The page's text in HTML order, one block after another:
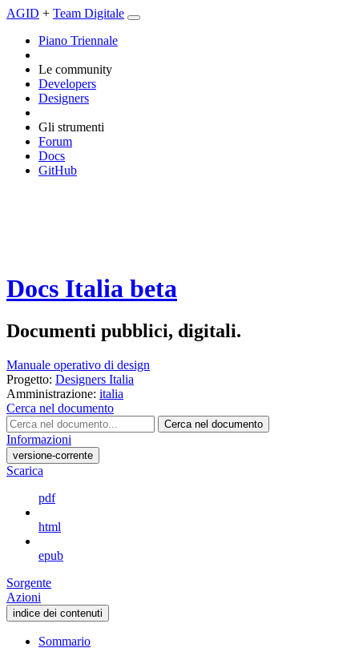
AGID + Team Digitale
Piano Triennale
Le community
Developers
Designers
Gli strumenti
Forum
Docs
GitHub
Docs Italia beta
Documenti pubblici, digitali.
Manuale operativo di design
Progetto: Designers Italia
Amministrazione: italia
Cerca nel documento
Cerca nel documento
Informazioni
versione-corrente
Scarica
pdf
html
epub
Sorgente
Azioni
indice dei contenuti
Sommario